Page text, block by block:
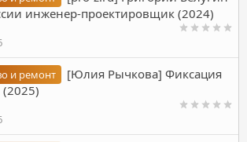
инженер-проектировщик (2024)
и ремонт
[Юлия Рычкова] Фиксация
(2025)